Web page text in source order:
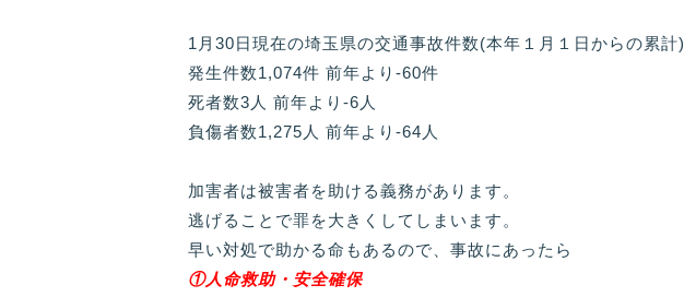
1月30日現在の埼玉県の交通事故件数(本年１月１日からの累計)
発生件数1,074件 前年より-60件
死者数3人 前年より-6人
負傷者数1,275人 前年より-64人
加害者は被害者を助ける義務があります。
逃げることで罪を大きくしてしまいます。
早い対処で助かる命もあるので、事故にあったら
①人命救助・安全確保